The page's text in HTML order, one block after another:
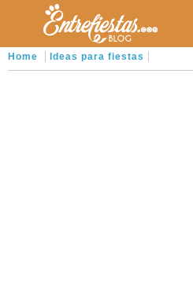
Home Ideas para fiestas